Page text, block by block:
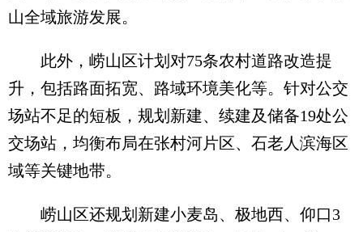
山全域旅游发展。
此外，崂山区计划对75条农村道路改造提
升，包括路面拓宽、路域环境美化等。针对公交
场站不足的短板，规划新建、续建及储备19处公
交场站，均衡布局在张村河片区、石老人滨海区
域等关键地带。
崂山区还规划新建小麦岛、极地西、仰口3